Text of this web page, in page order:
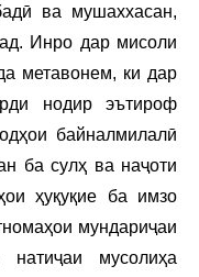
ва мушаххасан,
Инро дар мисоли
метавонем, ки дар
нодир эътироф
байналмилалӣ
ба сулҳ ва наҷоти
ҳуқуқие ба имзо
мундариҷаи
мусолиҳа